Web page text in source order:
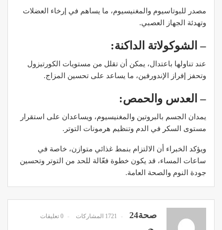
مصدر للبوتاسيوم والمغنيسيوم، ما يساهم في إرخاء العضلات
وتهدئة الجهاز العصبي.
– الشوكولاتة الداكنة:
عند تناولها باعتدال، يمكن أن تقلل من مستويات الكورتيزول
وتحفز إفراز الإندورفين، ما يساعد على تحسين المزاج.
– العدس والحمص:
يمدان الجسم بالبروتين والمغنيسيوم، ويساعدان على استقرار
مستوى السكر في الدم وتنظيم هرمونات التوتر.
ويؤكد الخبراء أن الالتزام بنمط غذائي متوازن، خاصة في
ساعات المساء، قد يكون خطوة فعّالة للحد من التوتر وتحسين
جودة النوم والصحة العامة.
صحة24 1721 المشاركات 0 تعليقات